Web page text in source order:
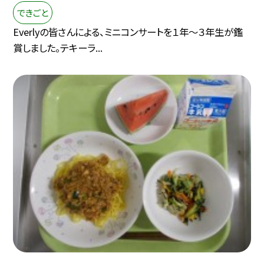
できごと
Everlyの皆さんによる、ミニコンサートを１年～３年生が鑑
賞しました。テキーラ...